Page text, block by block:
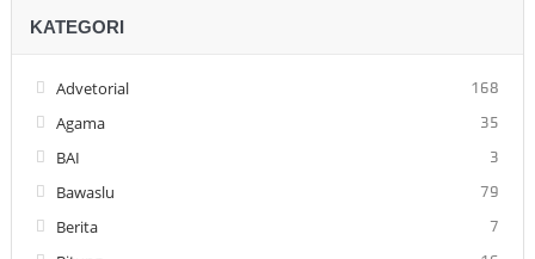
KATEGORI
Advetorial 168
Agama 35
BAI 3
Bawaslu 79
Berita 7